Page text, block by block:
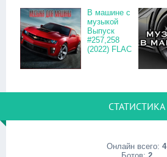
В машине с
музыкой
Выпуск
#257,258
(2022) FLAC
СТАТИСТИКА
Онлайн всего: 4